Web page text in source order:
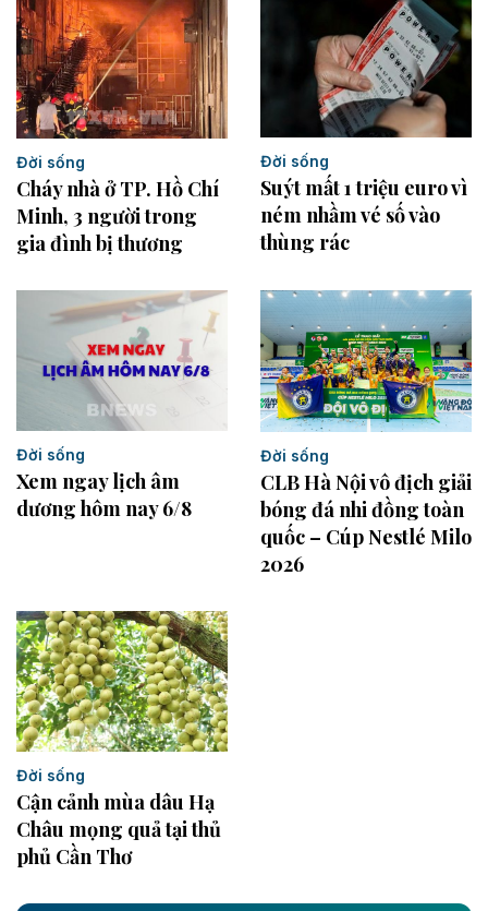
Đời sống
Cháy nhà ở TP. Hồ Chí
Minh, 3 người trong
gia đình bị thương
Đời sống
Suýt mất 1 triệu euro vì
ném nhầm vé số vào
thùng rác
Đời sống
Xem ngay lịch âm
dương hôm nay 6/8
Đời sống
CLB Hà Nội vô địch giải
bóng đá nhi đồng toàn
quốc – Cúp Nestlé Milo
2026
Đời sống
Cận cảnh mùa dâu Hạ
Châu mọng quả tại thủ
phủ Cần Thơ